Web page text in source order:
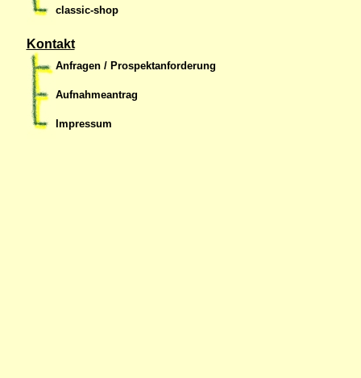
classic-shop
Kontakt
Anfragen / Prospektanforderung
Aufnahmeantrag
Impressum